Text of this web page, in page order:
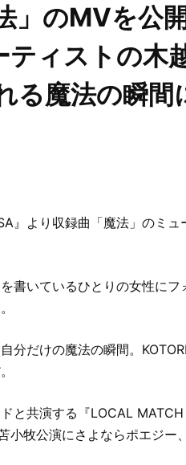
」のMVを公開
ィストの木
る魔法の瞬間
』より収録曲「魔法」のミュ
書いているひとりの女性にフ
分だけの魔法の瞬間。
と共演する『LOCAL MATCH
小牧公演にさよならポエジー